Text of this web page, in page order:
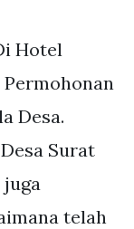
Hotel
Permohonan
Desa.
Surat
telah